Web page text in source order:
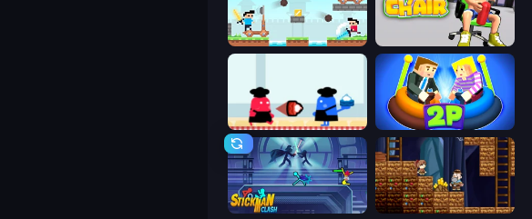
Castle Wars Push My Chair
Clash of Cakes Ragdoll Arena 2 Player
Stickman Clash Miners' Adventure